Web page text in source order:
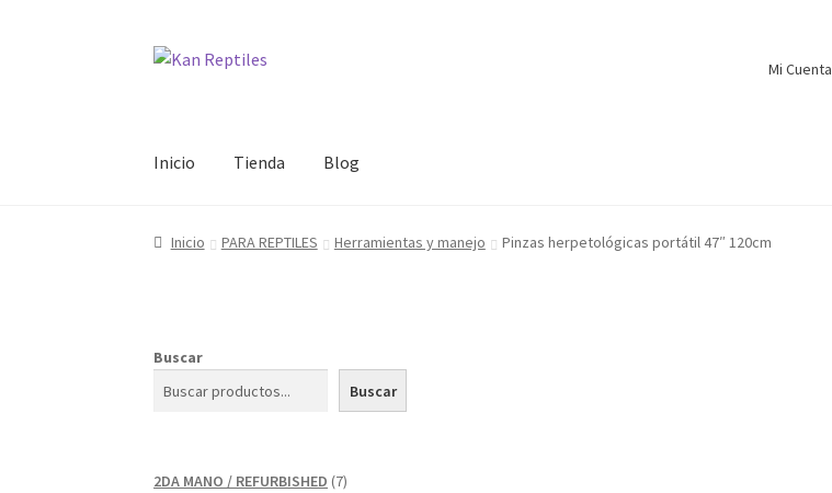
Ir
Ir
Mi Cuenta
Inicio Tienda Blog
Inicio PARA REPTILES Herramientas y manejo Pinzas herpetológicas portátil 47″ 120cm
Buscar
Buscar
2DA MANO / REFURBISHED 77